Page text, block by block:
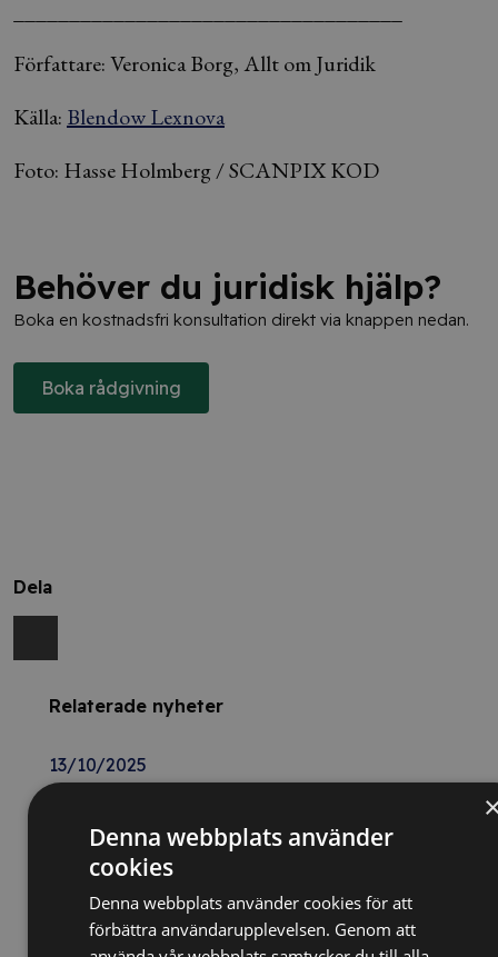
Författare: Veronica Borg, Allt om Juridik
Källa: Blendow Lexnova
Foto: Hasse Holmberg / SCANPIX KOD
Behöver du juridisk hjälp?
Boka en kostnadsfri konsultation direkt via knappen nedan.
Boka rådgivning
Dela
Relaterade nyheter
13/10/2025
svenska företag – lär dig vinna
upphandlingar med våra nya kurser
26/02/2025
Denna webbplats använder
cookies
Denna webbplats använder cookies för att
förbättra användarupplevelsen. Genom att